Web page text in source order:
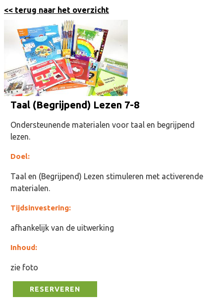
<< terug naar het overzicht
Taal (Begrijpend) Lezen 7-8
Ondersteunende materialen voor taal en begrijpend
lezen.
Doel:
Taal en (Begrijpend) Lezen stimuleren met activerende
materialen.
Tijdsinvestering:
afhankelijk van de uitwerking
Inhoud:
zie foto
RESERVEREN